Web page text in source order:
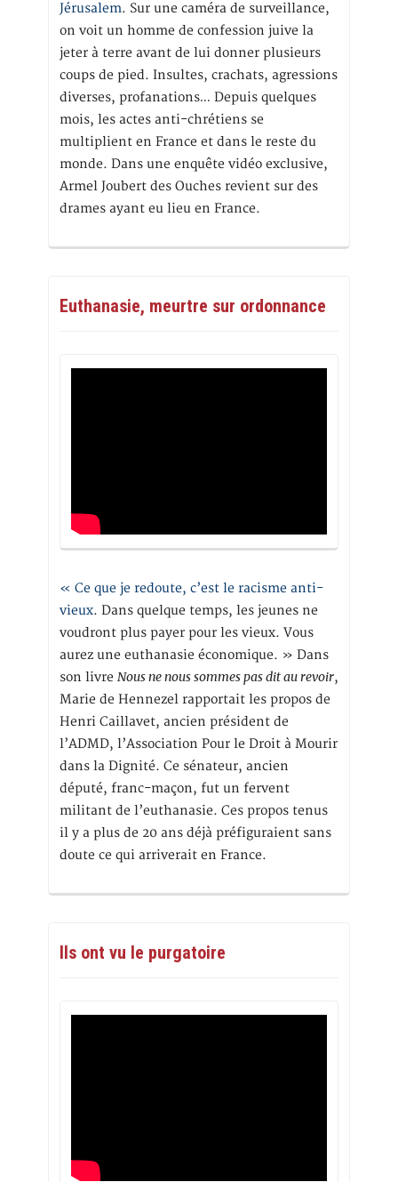
Jérusalem. Sur une caméra de surveillance,
on voit un homme de confession juive la
jeter à terre avant de lui donner plusieurs
coups de pied. Insultes, crachats, agressions
diverses, profanations… Depuis quelques
mois, les actes anti-chrétiens se
multiplient en France et dans le reste du
monde. Dans une enquête vidéo exclusive,
Armel Joubert des Ouches revient sur des
drames ayant eu lieu en France.
Euthanasie, meurtre sur ordonnance
« Ce que je redoute, c’est le racisme anti-
vieux. Dans quelque temps, les jeunes ne
voudront plus payer pour les vieux. Vous
aurez une euthanasie économique. » Dans
son livre Nous ne nous sommes pas dit au revoir,
Marie de Hennezel rapportait les propos de
Henri Caillavet, ancien président de
l’ADMD, l’Association Pour le Droit à Mourir
dans la Dignité. Ce sénateur, ancien
député, franc-maçon, fut un fervent
militant de l’euthanasie. Ces propos tenus
il y a plus de 20 ans déjà préfiguraient sans
doute ce qui arriverait en France.
Ils ont vu le purgatoire